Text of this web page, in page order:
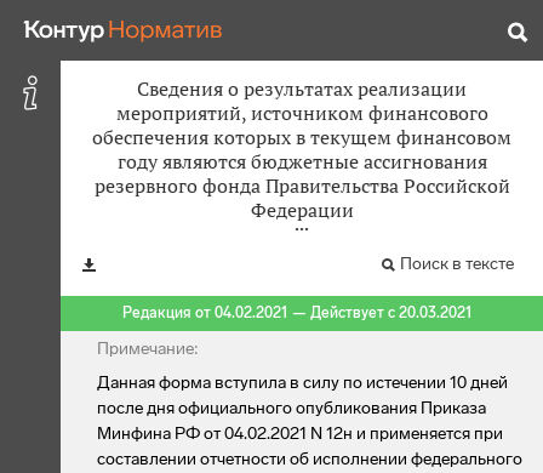
Сведения о результатах реализации
мероприятий, источником финансового
обеспечения которых в текущем финансовом
году являются бюджетные ассигнования
резервного фонда Правительства Российской
Федерации
Поиск в тексте
Редакция от 04.02.2021 — Действует с 20.03.2021
Примечание:
Данная форма вступила в силу по истечении 10 дней
после дня официального опубликования Приказа
Минфина РФ от 04.02.2021 N 12н и применяется при
составлении отчетности об исполнении федерального